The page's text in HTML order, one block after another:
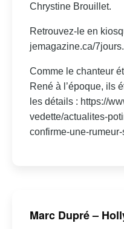
Chrystine Brouillet.
Retrouvez-le en
jemagazine.ca/7jours.
Comme le chanteur
René à l’époque, ils
les détails : https://
vedette/actualites-
confirme-une-
Marc Dupré –